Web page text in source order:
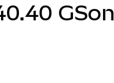
GSon